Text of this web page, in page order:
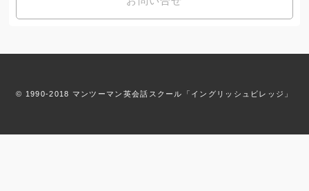
© 1990-2018 マンツーマン英会話スクール「イングリッシュビレッジ」